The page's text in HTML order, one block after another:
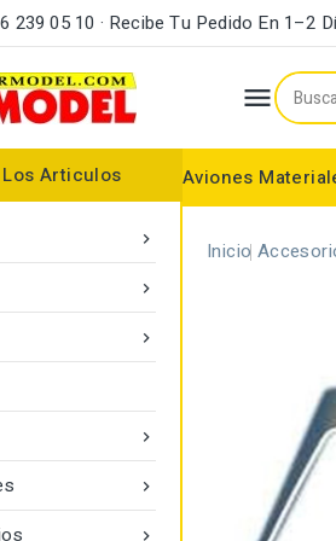
239 05 10 · Recibe Tu Pedido En 1–2

Aviones
Articulos






Inicio